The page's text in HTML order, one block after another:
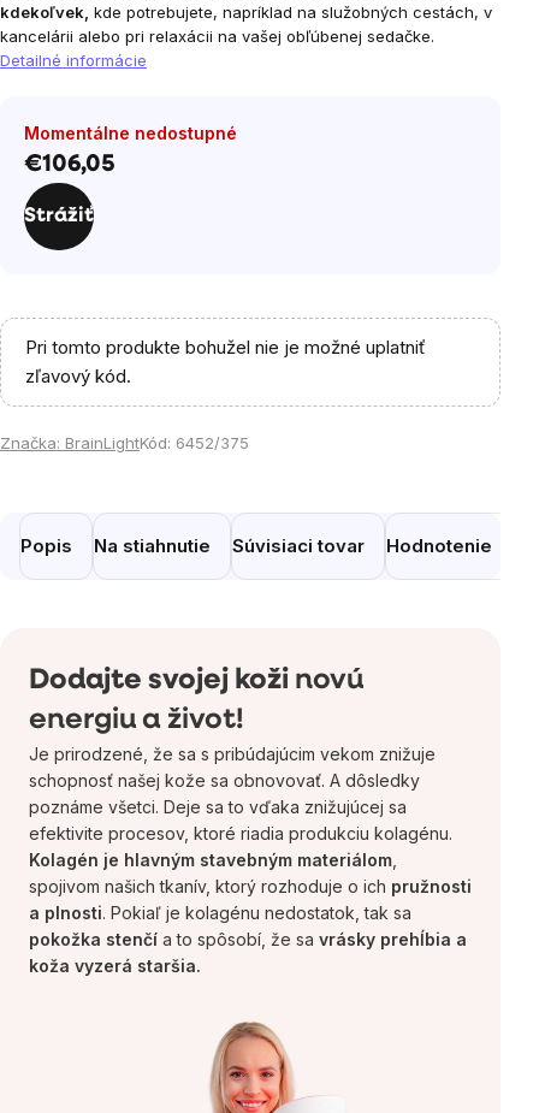
kdekoľvek, kde potrebujete, napríklad na služobných cestách, v
kancelárii alebo pri relaxácii na vašej obľúbenej sedačke.
Detailné informácie
Momentálne nedostupné
€106,05Jednotková
Strážiť
Pri tomto produkte bohužel nie je možné uplatniť
zľavový kód.
Značka: BrainLightKód: 6452/375
Popis Na stiahnutie Súvisiaci tovar Hodnotenie
Dodajte svojej koži novú
energiu a život!
Je prirodzené, že sa s pribúdajúcim vekom znižuje
schopnosť našej kože sa obnovovať. A dôsledky
poznáme všetci. Deje sa to vďaka znižujúcej sa
efektivite procesov, ktoré riadia produkciu kolagénu.
Kolagén je hlavným stavebným materiálom
spojivom našich tkanív, ktorý rozhoduje o ich pružnosti
a plnosti. Pokiaľ je kolagénu nedostatok, tak sa
pokožka stenčí a to spôsobí, že sa vrásky prehĺbia a
koža vyzerá staršia.